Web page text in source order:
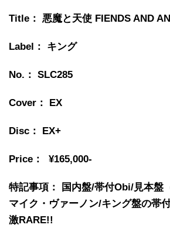
Title： 悪魔と天使 FIENDS AND
Label： キング
No.： SLC285
Cover： EX
Disc： EX+
Price： ¥165,000-
特記事項： 国内盤/帯付Obi/見本盤
マイク・ヴァーノン/キング盤の帯
激RARE!!